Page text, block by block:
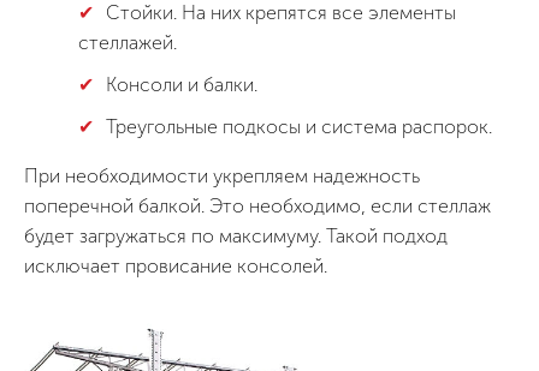
Стойки. На них крепятся все элементы
стеллажей.
Консоли и балки.
Треугольные подкосы и система распорок.
При необходимости укрепляем надежность
поперечной балкой. Это необходимо, если стеллаж
будет загружаться по максимуму. Такой подход
исключает провисание консолей.